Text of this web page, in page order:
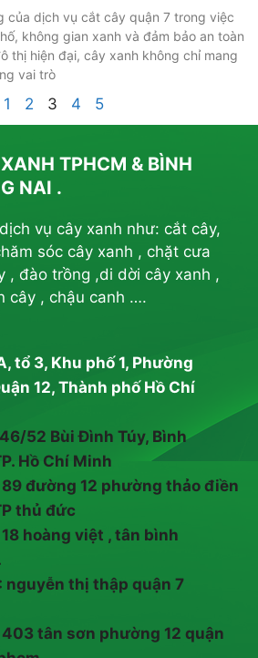
của dịch vụ cắt cây quận 7 trong việc
không gian xanh và đảm bảo an toàn
thị hiện đại, cây xanh không chỉ mang
vai trò
1 2 3 4 5
TPHCM & BÌNH
NAI .
vụ cây xanh như: cắt cây,
sóc cây xanh , chặt cưa
, đào trồng ,di dời cây xanh ,
cây , chậu canh ….
tổ 3, Khu phố 1, Phường
12, Thành phố Hồ Chí
52 Bùi Đình Túy, Bình
Hồ Chí Minh
89 đường 12 phường thảo điền
thủ đức
hoàng việt , tân bình
nguyễn thị thập quận 7
403 tân sơn phường 12 quận